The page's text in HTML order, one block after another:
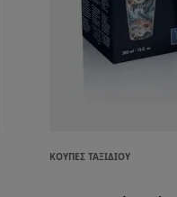
ΚΟΎΠΕΣ ΤΑΞΙΔΙΟΎ